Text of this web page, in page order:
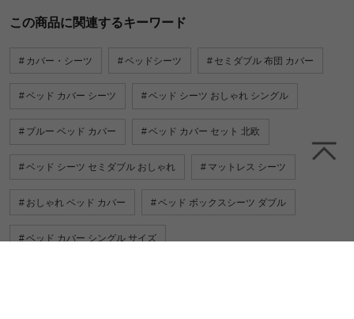
この商品に関連するキーワード
カバー・シーツ ベッドシーツ セミダブル 布団 カバー
ベッド カバー シーツ ベッド シーツ おしゃれ シングル
ブルー ベッド カバー ベッド カバー セット 北欧
ベッド シーツ セミダブル おしゃれ マットレス シーツ
おしゃれ ベッド カバー ベッド ボックスシーツ ダブル
ベッド カバー シングル サイズ